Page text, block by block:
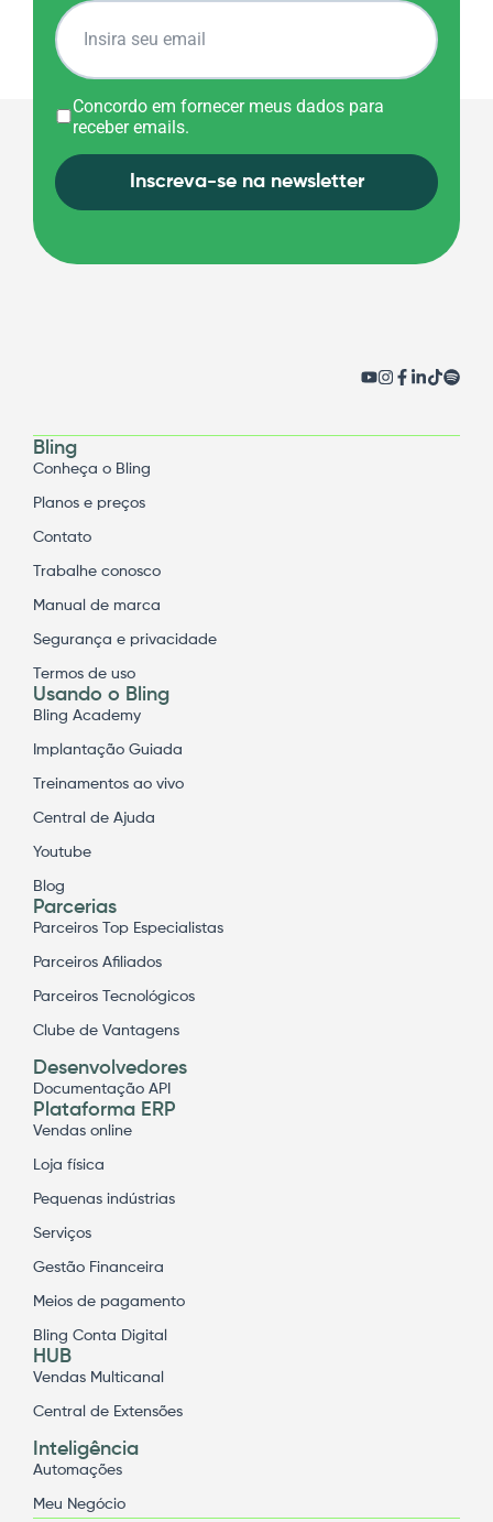
Concordo em fornecer meus dados para
receber emails.
Inscreva-se na newsletter
Bling
Conheça o Bling
Planos e preços
Contato
Trabalhe conosco
Manual de marca
Segurança e privacidade
Termos de uso
Usando o Bling
Bling Academy
Implantação Guiada
Treinamentos ao vivo
Central de Ajuda
Youtube
Blog
Parcerias
Parceiros Top Especialistas
Parceiros Afiliados
Parceiros Tecnológicos
Clube de Vantagens
Desenvolvedores
Documentação API
Plataforma ERP
Vendas online
Loja física
Pequenas indústrias
Serviços
Gestão Financeira
Meios de pagamento
Bling Conta Digital
HUB
Vendas Multicanal
Central de Extensões
Inteligência
Automações
Meu Negócio